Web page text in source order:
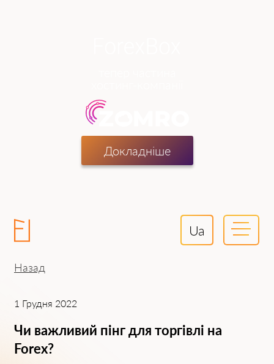
Докладніше
Ua
Назад
1 Грудня 2022
Чи важливий пінг для торгівлі на
Forex?